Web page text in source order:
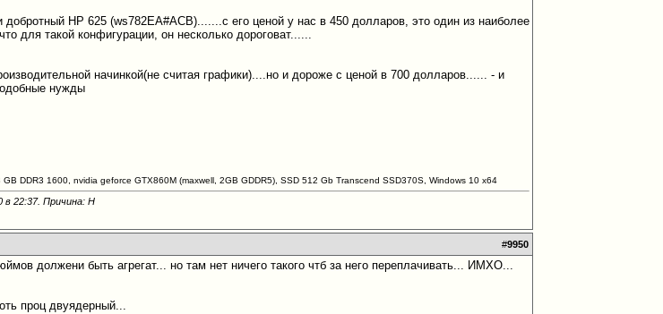
добротный HP 625 (ws782EA#ACB).......с его ценой у нас в 450 долларов, это один из наиболее
для такой конфигурации, он несколько дороговат......
начинкой(не считая графики)....но и дороже с ценой в 700 долларов...... - и
нужды
DDR3 1600, nvidia geforce GTX860M (maxwell, 2GB GDDR5), SSD 512 Gb Transcend SSD370S, Windows 10 х64
в22:37. Причина: Н
#9950
должени быть агрегат... но там нет ничего такого чтб за него переплачивать... ИМХО...
проц двуядерный...